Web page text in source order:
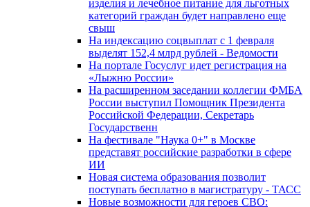
изделия и лечебное питание для льготных
категорий граждан будет направлено еще
свыш
На индексацию соцвыплат с 1 февраля
выделят 152,4 млрд рублей - Ведомости
На портале Госуслуг идет регистрация на
«Лыжню России»
На расширенном заседании коллегии ФМБА
России выступил Помощник Президента
Российской Федерации, Секретарь
Государственн
На фестивале "Наука 0+" в Москве
представят российские разработки в сфере
ИИ
Новая система образования позволит
поступать бесплатно в магистратуру - ТАСС
Новые возможности для героев СВО: